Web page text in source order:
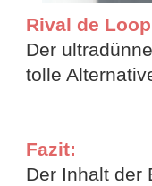
Rival de
Der
tolle
Fazit:
Der Inhalt der